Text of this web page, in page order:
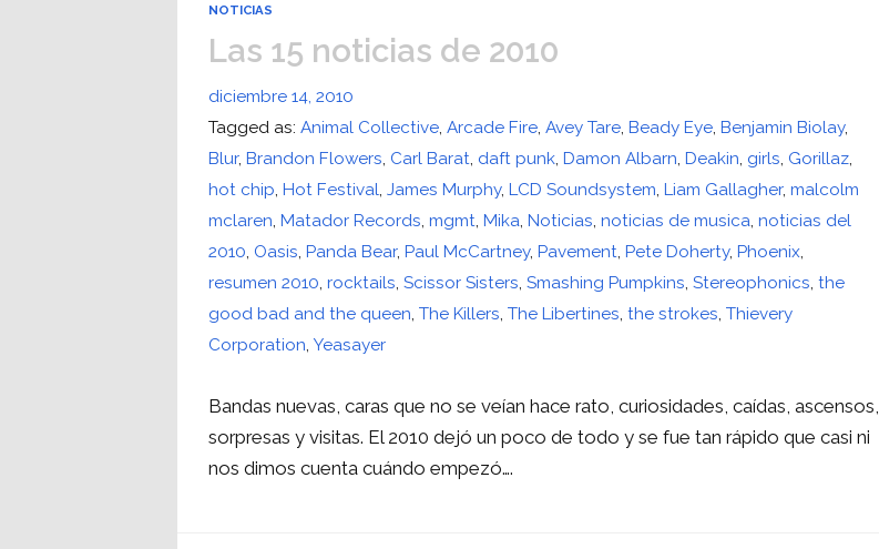
NOTICIAS
Las 15 noticias de 2010
diciembre 14, 2010
Tagged as:Animal Collective,Arcade Fire,Avey Tare,Beady Eye,Benjamin Biolay,
Blur,Brandon Flowers, Carl Barat, daft punk,Damon Albarn,Deakin, girls, Gorillaz,
hot chip,Hot Festival,James Murphy,LCD Soundsystem,Liam Gallagher,malcolm
mclaren,Matador Records,mgmt,Mika,Noticias,noticias de musica,noticias del
2010, Oasis,Panda Bear,Paul McCartney,Pavement,Pete Doherty,Phoenix,
resumen 2010,rocktails,Scissor Sisters,Smashing Pumpkins,Stereophonics,the
good bad and the queen,The Killers,The Libertines,the strokes,Thievery
Corporation, Yeasayer
Bandas nuevas, caras que no se veían hace rato, curiosidades, caídas, ascensos,
sorpresas y visitas. El 2010 dejó un poco de todo y se fue tan rápido que casi ni
nos dimos cuenta cuándo empezó….